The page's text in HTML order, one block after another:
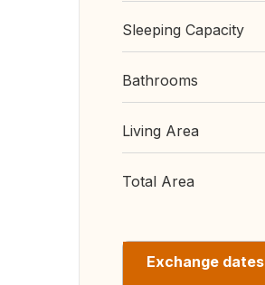
Sleeping Capacity
Bathrooms
Living Area
Total Area
Exchange dates